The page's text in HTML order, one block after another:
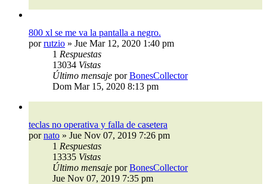
800 xl se me va la pantalla a negro.
porrutzio » Jue Mar 12, 2020 1:40 pm
1 Respuestas
13034 Vistas
Último mensaje porBonesCollector
Dom Mar 15, 2020 8:13 pm
teclas no operativa y falla de casetera
pornato » Jue Nov 07, 2019 7:26 pm
1 Respuestas
13335 Vistas
Último mensaje porBonesCollector
Jue Nov 07, 2019 7:35 pm